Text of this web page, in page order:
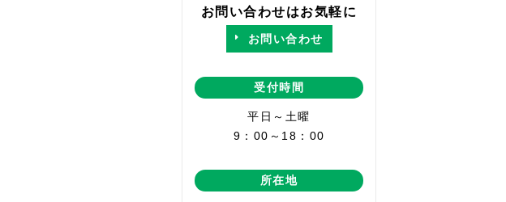
お問い合わせはお気軽に
お問い合わせ
受付時間
平日～土曜
9：00～18：00
所在地